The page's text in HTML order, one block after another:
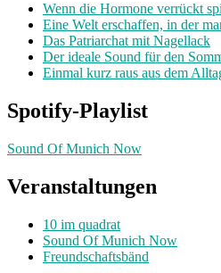
Wenn die Hormone verrückt
Eine Welt erschaffen, in der
Das Patriarchat mit Nagellack
Der ideale Sound für den
Einmal kurz raus aus dem
Spotify-Playlist
Sound Of Munich Now
Veranstaltungen
10 im quadrat
Sound Of Munich Now
Freundschaftsbänd